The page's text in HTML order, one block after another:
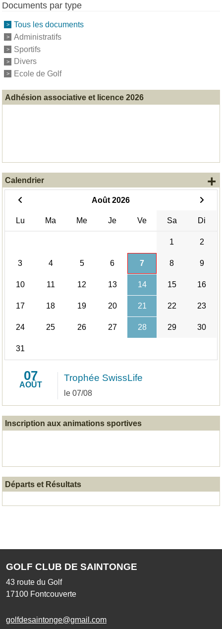
Documents par type
Tous les documents
Administratifs
Sportifs
Divers
Ecole de Golf
Adhésion associative et licence 2026
Calendrier
Août 2026
Lu Ma Me Je Ve Sa Di
1 2
3 4 5 6 7 8 9
10 11 12 13 14 15 16
17 18 19 20 21 22 23
24 25 26 27 28 29 30
31
07
AOÛT
Trophée SwissLife
le 07/08
+
Inscription aux animations sportives
Départs et Résultats
GOLF CLUB DE SAINTONGE
43 route du Golf
17100 Fontcouverte
golfdesaintonge@gmail.com